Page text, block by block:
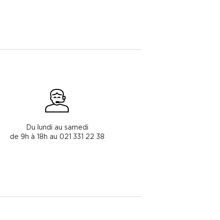
Du lundi au samedi
de 9h à 18h au 021 331 22 38